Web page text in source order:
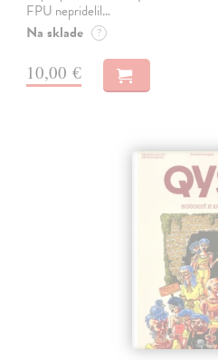
FPU nepridelil…
Na sklade ?
10,00 €